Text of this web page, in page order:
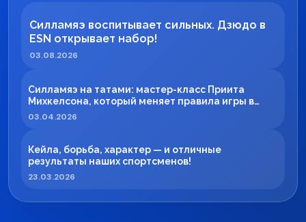
Силламяэ воспитывает сильных. Дзюдо в
ESN открывает набор!
03.08.2026
Силламяэ на татами: мастер-класс Приита
Михкелсона, который меняет правила игры в
регионе
03.04.2026
Кейла, борьба, характер — и отличные
результаты наших спортсменов!
23.03.2026